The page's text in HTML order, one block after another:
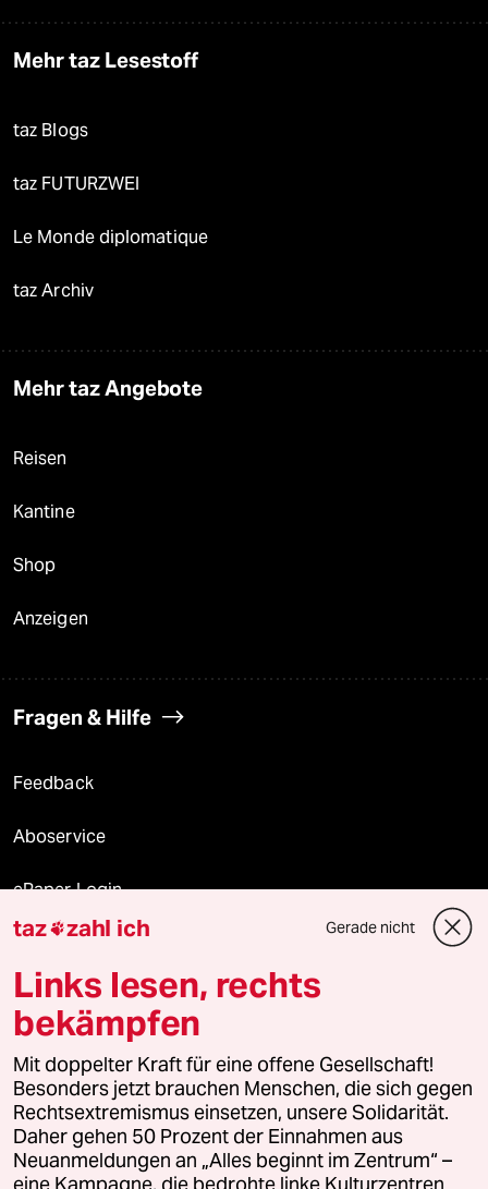
Mehr taz Lesestoff
taz Blogs
taz FUTURZWEI
Le Monde diplomatique
taz Archiv
Mehr taz Angebote
Reisen
Kantine
Shop
Anzeigen
Fragen & Hilfe
Feedback
Aboservice
ePaper Login
Downloads für Abonnierende
© 2026 taz Verlags und Vertriebs GmbH
Alle Rechte vorbehalten. Bei rechtlichen Fragen oder für Genehmigungen
wenden Sie sich bitte an
lizenzen@taz.de
Feedback Redaktionsstatut Kommune-Richtlinien
taz zahl ich Gerade nicht
Links lesen, rechts
bekämpfen
Mit doppelter Kraft für eine offene Gesellschaft!
Besonders jetzt brauchen Menschen, die sich gegen
Rechtsextremismus einsetzen, unsere Solidarität.
Daher gehen 50 Prozent der Einnahmen aus
Neuanmeldungen an „Alles beginnt im Zentrum“ –